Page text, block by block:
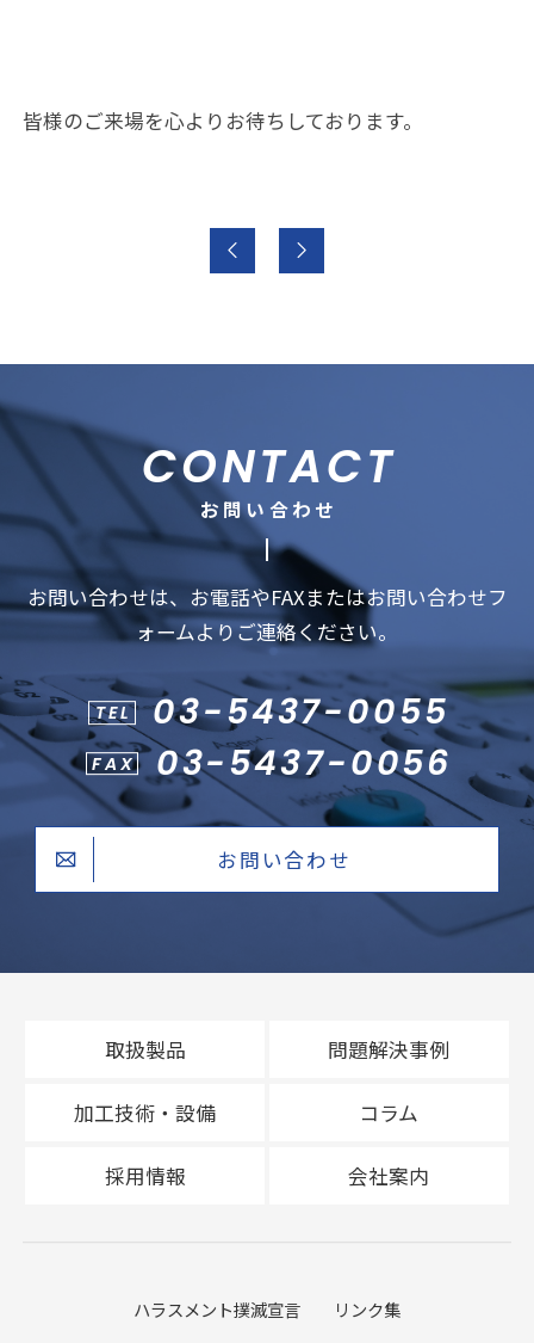
皆様のご来場を心よりお待ちしております。
お問い合わせ
CONTACT
お問い合わせは、お電話やFAXまたはお問い合わせフ
ォームよりご連絡ください。
TEL 03-5437-0055
FAX 03-5437-0056
お問い合わせ
取扱製品 問題解決事例
加工技術・設備 コラム
採用情報 会社案内
ハラスメント撲滅宣言 リンク集